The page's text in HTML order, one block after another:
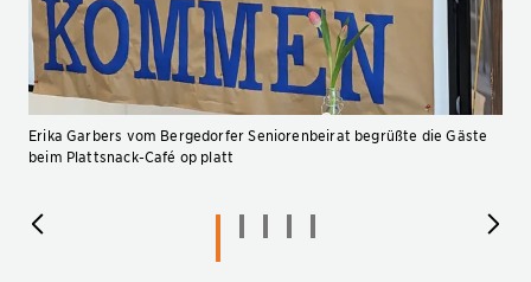
Erika Garbers vom Bergedorfer Seniorenbeirat begrüßte die Gäste
beim Plattsnack-Café op platt